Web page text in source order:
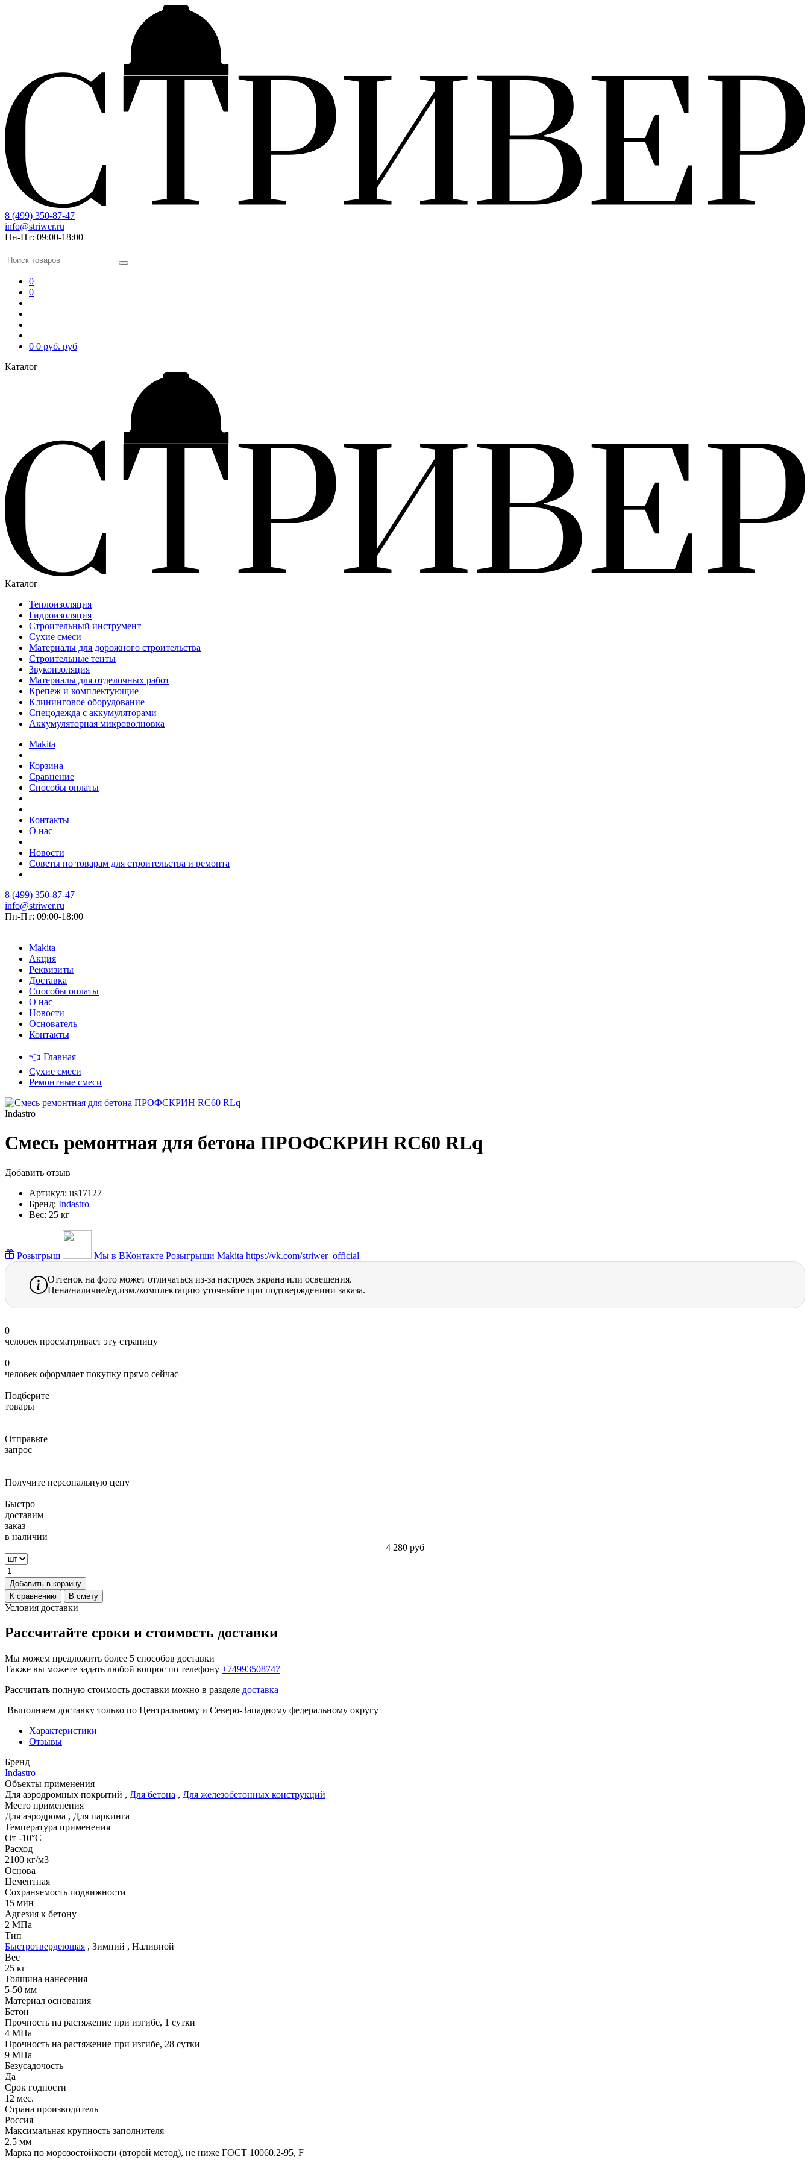
8 (499) 350-87-47
info@striwer.ru
Пн-Пт: 09:00-18:00
0
0
0 0 руб. руб
Каталог
Каталог
Теплоизоляция
Гидроизоляция
Строительный инструмент
Сухие смеси
Материалы для дорожного строительства
Строительные тенты
Звукоизоляция
Материалы для отделочных работ
Крепеж и комплектующие
Клининговое оборудование
Спецодежда с аккумуляторами
Аккумуляторная микроволновка
Makita
Корзина
Сравнение
Способы оплаты
Контакты
О нас
Новости
Советы по товарам для строительства и ремонта
8 (499) 350-87-47
info@striwer.ru
Пн-Пт: 09:00-18:00
Makita
Акция
Реквизиты
Доставка
Способы оплаты
О нас
Новости
Основатель
Контакты
👈 Главная
Сухие смеси
Ремонтные смеси
Indastro
Смесь ремонтная для бетона ПРОФСКРИН RC60 RLq
Добавить отзыв
Артикул: us17127
Бренд: Indastro
Вес: 25 кг
Розыгрыш Мы в ВКонтакте Розыгрыши Makita https://vk.com/striwer_official
Оттенок на фото может отличаться из-за настроек экрана или освещения.
Цена/наличие/ед.изм./комплектацию уточняйте при подтверждениии заказа.
0
человек просматривает эту страницу
0
человек оформляет покупку прямо сейчас
Подберите
товары
Отправьте
запрос
Получите персональную цену
Быстро
доставим
заказ
в наличии
4 280 руб
Добавить в корзину
К сравнению
В смету
Условия доставки
Рассчитайте сроки и стоимость доставки
Мы можем предложить более 5 способов доставки
Также вы можете задать любой вопрос по телефону +74993508747
Рассчитать полную стоимость доставки можно в разделе доставка
Выполняем доставку только по Центральному и Северо-Западному федеральному округу
Характеристики
Отзывы
Бренд
Indastro
Объекты применения
Для аэродромных покрытий , Для бетона , Для железобетонных конструкций
Место применения
Для аэродрома , Для паркинга
Температура применения
От -10°С
Расход
2100 кг/м3
Основа
Цементная
Сохраняемость подвижности
15 мин
Адгезия к бетону
2 МПа
Тип
Быстротвердеющая , Зимний , Наливной
Вес
25 кг
Толщина нанесения
5-50 мм
Материал основания
Бетон
Прочность на растяжение при изгибе, 1 сутки
4 МПа
Прочность на растяжение при изгибе, 28 сутки
9 МПа
Безусадочость
Да
Срок годности
12 мес.
Страна производитель
Россия
Максимальная крупность заполнителя
2,5 мм
Марка по морозостойкости (второй метод), не ниже ГОСТ 10060.2-95, F